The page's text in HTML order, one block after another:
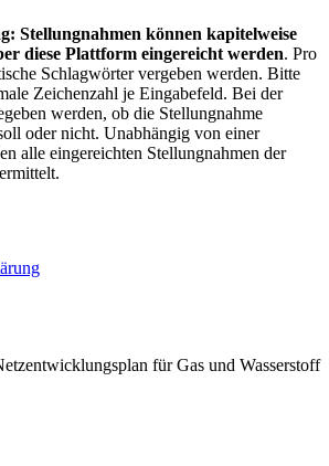
Stellungnahmen können kapitelweise
diese Plattform eingereicht werden. Pro
Schlagwörter vergeben werden. Bitte
Zeichenzahl je Eingabefeld. Bei der
werden, ob die Stellungnahme
oder nicht. Unabhängig von einer
alle eingereichten Stellungnahmen der
für Gas und Wasserstoff